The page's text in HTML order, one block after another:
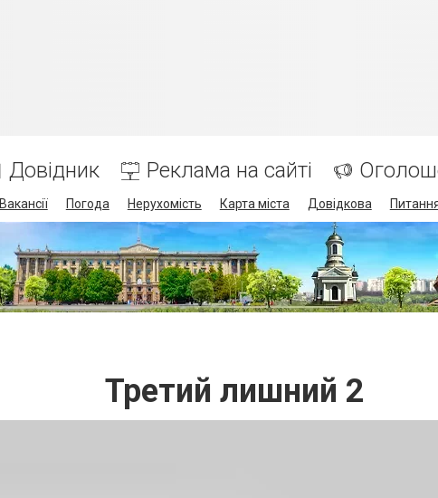
Довідник Реклама на сайті
Вакансії Погода Нерухомість Карта міста Довідкова
Третий лишний 2